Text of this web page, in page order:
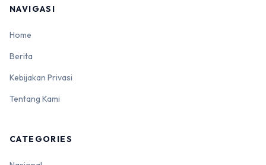
NAVIGASI
Home
Berita
Kebijakan Privasi
Tentang Kami
CATEGORIES